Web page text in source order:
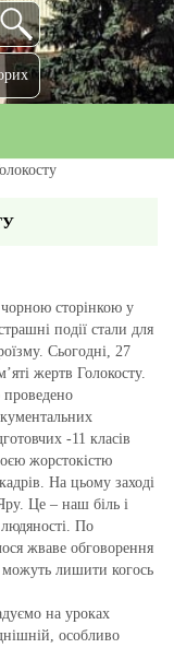
сторінкою у
події стали для
Сьогодні, 27
жертв Голокосту.
проведено
-11 класів
жорстокістю
На цьому заході
Це – наш біль і
людяності. По
жваве обговорення
можуть лишити когось
на уроках
особливо